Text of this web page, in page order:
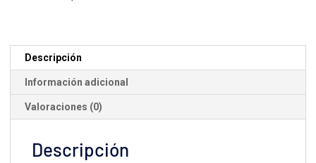
cantidad
Descripción
Información adicional
Valoraciones (0)
Descripción